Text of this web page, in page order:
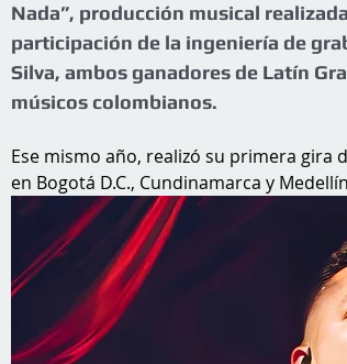
Nada”, producción musical
participación de la ingeniería de
Silva, ambos ganadores de Latín
músicos colombianos.
Ese mismo año, realizó su primera gira
en Bogotá D.C., Cundinamarca y